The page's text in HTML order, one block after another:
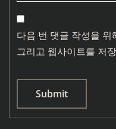
다음 번 댓글 작성을
그리고 웹사이트를 저